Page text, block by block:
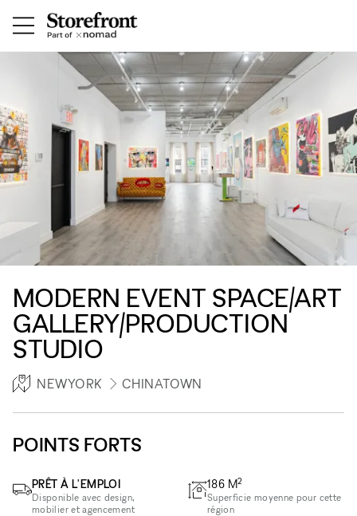
MODERN EVENT SPACE/ART
GALLERY/PRODUCTION
STUDIO
NEWYORK CHINATOWN
POINTS FORTS
PRÊT À L'EMPLOI
Disponible avec design,
mobilier et agencement
186 M2
Superficie moyenne pour cette
région